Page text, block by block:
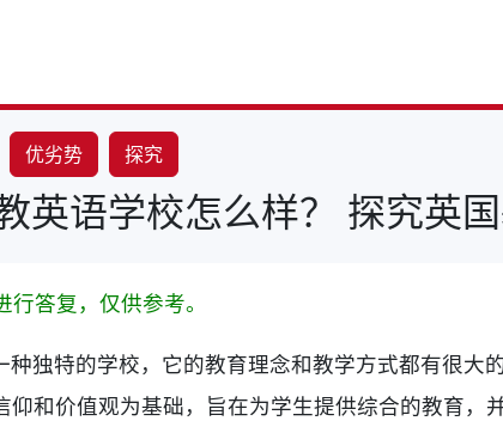
优劣势 探究
英语学校怎么样？ 探究英
行答复，仅供参考。
独特的学校，它的教育理念和教学方式都有很大的
仰和价值观为基础，旨在为学生提供综合的教育，